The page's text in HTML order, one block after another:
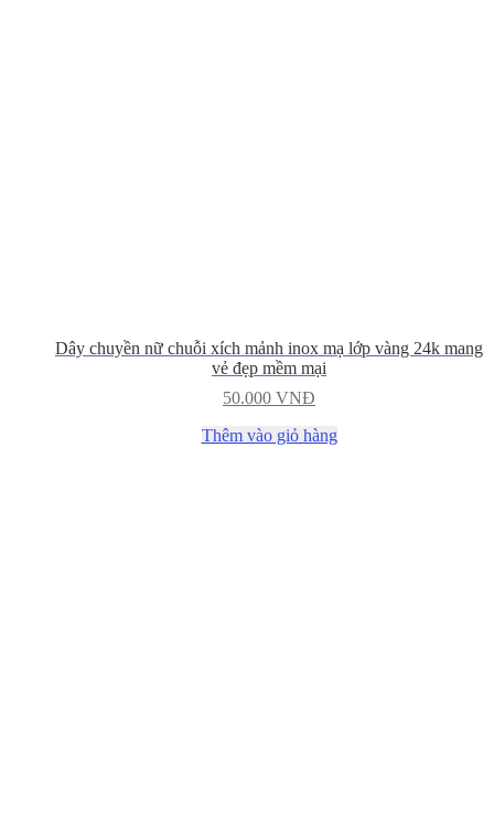
Dây chuyền nữ chuỗi xích mảnh inox mạ lớp vàng 24k mang
vẻ đẹp mềm mại
50.000 VNĐ
Thêm vào giỏ hàng